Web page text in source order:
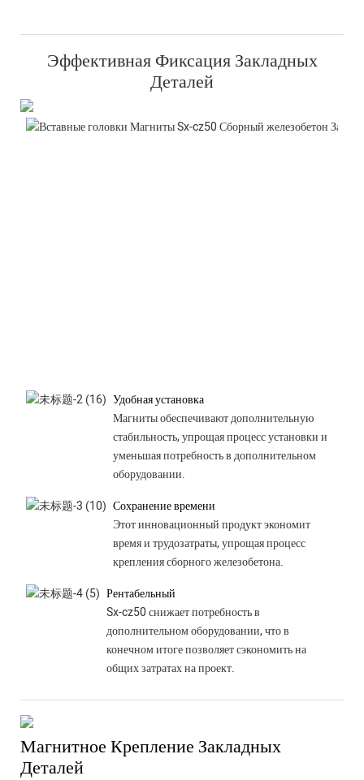
Эффективная Фиксация Закладных
Деталей
Удобная установка
Магниты обеспечивают дополнительную
стабильность, упрощая процесс установки и
уменьшая потребность в дополнительном
оборудовании.
Сохранение времени
Этот инновационный продукт экономит
время и трудозатраты, упрощая процесс
крепления сборного железобетона.
Рентабельный
Sx-cz50 снижает потребность в
дополнительном оборудовании, что в
конечном итоге позволяет сэкономить на
общих затратах на проект.
Магнитное Крепление Закладных
Деталей